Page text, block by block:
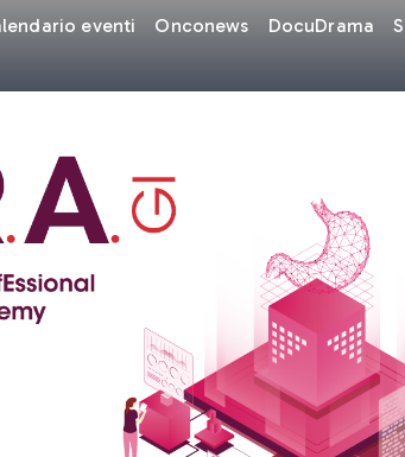
eventi Onconews DocuDrama